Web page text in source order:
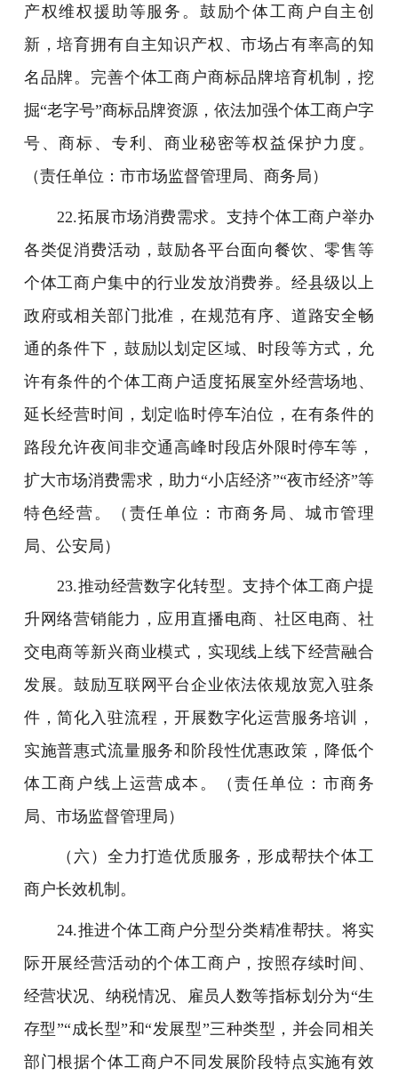
产权维权援助等服务。鼓励个体工商户自主创
新，培育拥有自主知识产权、市场占有率高的知
名品牌。完善个体工商户商标品牌培育机制，挖
掘“老字号”商标品牌资源，依法加强个体工商户字
号、商标、专利、商业秘密等权益保护力度。
（责任单位：市市场监督管理局、商务局）
22.拓展市场消费需求。支持个体工商户举办
各类促消费活动，鼓励各平台面向餐饮、零售等
个体工商户集中的行业发放消费券。经县级以上
政府或相关部门批准，在规范有序、道路安全畅
通的条件下，鼓励以划定区域、时段等方式，允
许有条件的个体工商户适度拓展室外经营场地、
延长经营时间，划定临时停车泊位，在有条件的
路段允许夜间非交通高峰时段店外限时停车等，
扩大市场消费需求，助力“小店经济”“夜市经济”等
特色经营。（责任单位：市商务局、城市管理
局、公安局）
23.推动经营数字化转型。支持个体工商户提
升网络营销能力，应用直播电商、社区电商、社
交电商等新兴商业模式，实现线上线下经营融合
发展。鼓励互联网平台企业依法依规放宽入驻条
件，简化入驻流程，开展数字化运营服务培训，
实施普惠式流量服务和阶段性优惠政策，降低个
体工商户线上运营成本。（责任单位：市商务
局、市场监督管理局）
（六）全力打造优质服务，形成帮扶个体工
商户长效机制。
24.推进个体工商户分型分类精准帮扶。将实
际开展经营活动的个体工商户，按照存续时间、
经营状况、纳税情况、雇员人数等指标划分为“生
存型”“成长型”和“发展型”三种类型，并会同相关
部门根据个体工商户不同发展阶段特点实施有效